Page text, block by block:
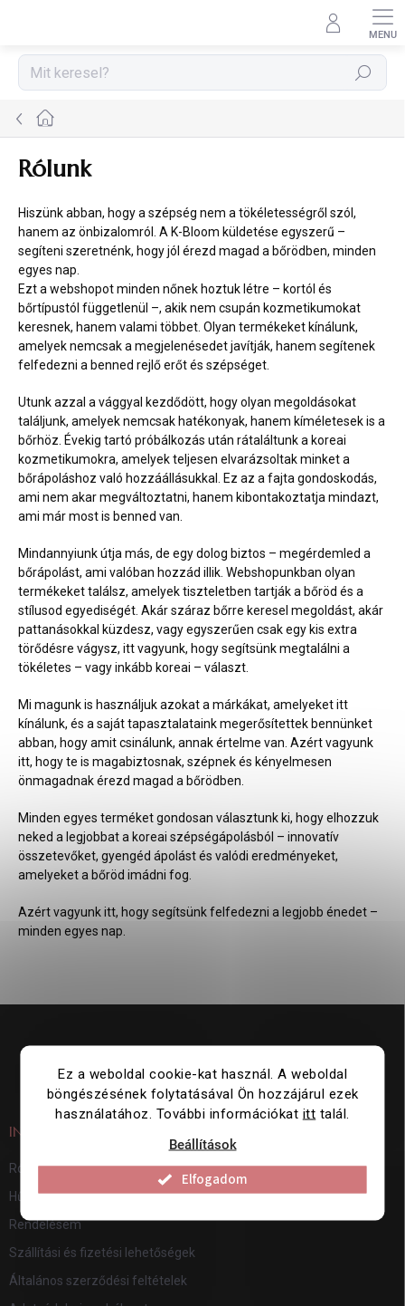
Ez a weboldal cookie-kat használ. A weboldal
böngészésének folytatásával Ön hozzájárul ezek
használatához. További információkat itt talál.
Beállítások
Elfogadom
tartalomhoz
Keresés
Kezdőlap
Rólunk
Hiszünk abban, hogy a szépség nem a tökéletességről szól,
hanem az önbizalomról. A K-Bloom küldetése egyszerű –
segíteni szeretnénk, hogy jól érezd magad a bőrödben, minden
egyes nap.
Ezt a webshopot minden nőnek hoztuk létre – kortól és
bőrtípustól függetlenül –, akik nem csupán kozmetikumokat
keresnek, hanem valami többet. Olyan termékeket kínálunk,
amelyek nemcsak a megjelenésedet javítják, hanem segítenek
felfedezni a benned rejlő erőt és szépséget.
Utunk azzal a vággyal kezdődött, hogy olyan megoldásokat
találjunk, amelyek nemcsak hatékonyak, hanem kíméletesek is a
bőrhöz. Évekig tartó próbálkozás után rátaláltunk a koreai
kozmetikumokra, amelyek teljesen elvarázsoltak minket a
bőrápoláshoz való hozzáállásukkal. Ez az a fajta gondoskodás,
ami nem akar megváltoztatni, hanem kibontakoztatja mindazt,
ami már most is benned van.
Mindannyiunk útja más, de egy dolog biztos – megérdemled a
bőrápolást, ami valóban hozzád illik. Webshopunkban olyan
termékeket találsz, amelyek tiszteletben tartják a bőröd és a
stílusod egyediségét. Akár száraz bőrre keresel megoldást, akár
pattanásokkal küzdesz, vagy egyszerűen csak egy kis extra
törődésre vágysz, itt vagyunk, hogy segítsünk megtalálni a
tökéletes – vagy inkább koreai – választ.
Mi magunk is használjuk azokat a márkákat, amelyeket itt
kínálunk, és a saját tapasztalataink megerősítettek bennünket
abban, hogy amit csinálunk, annak értelme van. Azért vagyunk
itt, hogy te is magabiztosnak, szépnek és kényelmesen
önmagadnak érezd magad a bőrödben.
Minden egyes terméket gondosan választunk ki, hogy elhozzuk
neked a legjobbat a koreai szépségápolásból – innovatív
összetevőket, gyengéd ápolást és valódi eredményeket,
amelyeket a bőröd imádni fog.
Azért vagyunk itt, hogy segítsünk felfedezni a legjobb énedet –
minden egyes nap.
INFORMÁCIÓK ÖNNEK
Rólunk
Hűségprogram
Rendelésem
Szállítási és fizetési lehetőségek
Általános szerződési feltételek